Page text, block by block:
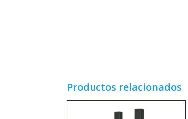
Productos relacionados